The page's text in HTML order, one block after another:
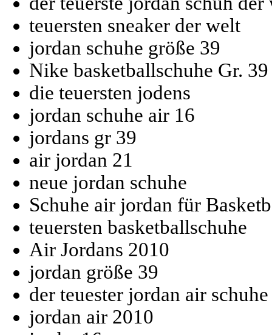
teuersten sneaker der welt
jordan schuhe größe 39
Nike basketballschuhe Gr. 39
die teuersten jodens
jordan schuhe air 16
jordans gr 39
air jordan 21
neue jordan schuhe
Schuhe air jordan für
teuersten basketballschuhe
Air Jordans 2010
jordan größe 39
der teuester jordan air schuhe
jordan air 2010